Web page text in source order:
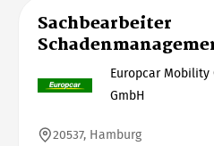
Sachbearbeiter
Europcar Mobility
GmbH
20537, Hamburg